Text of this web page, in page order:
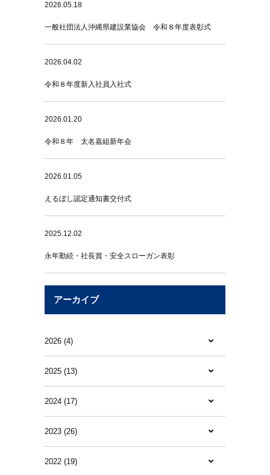
2026.05.18
一般社団法人沖縄県建設業協会 令和８年度表彰式
2026.04.02
令和８年度新入社員入社式
2026.01.20
令和８年 太名嘉組新年会
2026.01.05
えるぼし認定通知書交付式
2025.12.02
永年勤続・社長賞・安全スローガン表彰
アーカイブ
2026 (4)
2025 (13)
2024 (17)
2023 (26)
2022 (19)